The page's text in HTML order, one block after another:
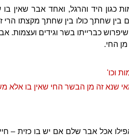
היד והרגל, ואחד אבר שאין בו
בין שחתך כולו בין שחתך מקצתו
שיפרוש כברייתו בשר וגידים
החי.
וכו'
שנא זה מן הבשר החי שאין בו אלא
אכל אבר שלם אם יש בו כזית –